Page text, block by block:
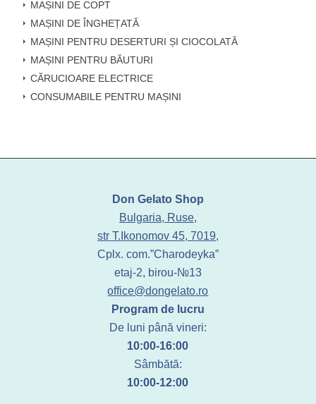
MAȘINI DE COPT
MAȘINI DE ÎNGHEȚATĂ
MAȘINI PENTRU DESERTURI ȘI CIOCOLATĂ
MAȘINI PENTRU BĂUTURI
CĂRUCIOARE ELECTRICE
CONSUMABILE PENTRU MAȘINI
Don Gelato Shop
Bulgaria, Ruse,
str T.Ikonomov 45, 7019,
Cplx. com.”Charodeyka”
etaj-2, birou-№13
office@dongelato.ro
Program de lucru
De luni până vineri:
10:00-16:00
Sâmbătă:
10:00-12:00